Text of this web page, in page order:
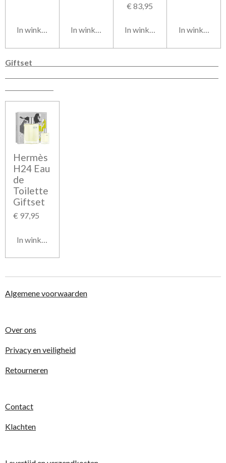
In winkelwagen In winkelwagen
€ 83,95
In winkelwagen In
Giftset
Hermès
H24 Eau
de
Toilette
Giftset
€ 97,95
In winkelwagen
Algemene voorwaarden
Over ons
Privacy en veiligheid
Retourneren
Contact
Klachten